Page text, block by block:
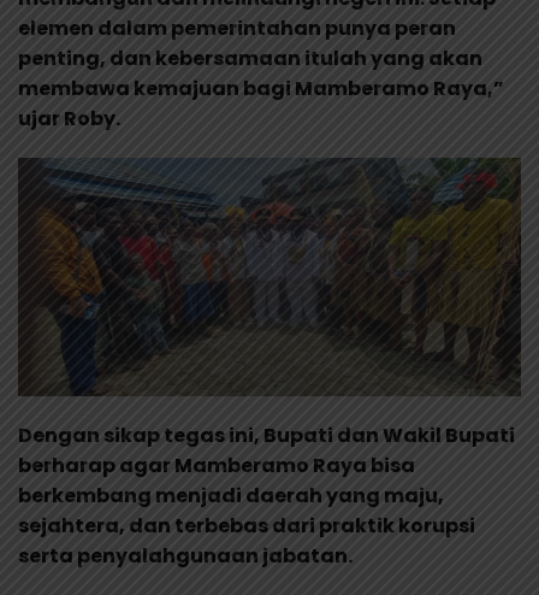
elemen dalam pemerintahan punya peran
penting, dan kebersamaan itulah yang akan
membawa kemajuan bagi Mamberamo Raya,”
ujar Roby.
Dengan sikap tegas ini, Bupati dan Wakil Bupati
berharap agar Mamberamo Raya bisa
berkembang menjadi daerah yang maju,
sejahtera, dan terbebas dari praktik korupsi
serta penyalahgunaan jabatan.